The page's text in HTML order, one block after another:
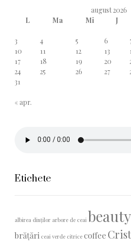
august 2026
L
Ma Mi J
3
4 5 6
10
11 12 13
17
18 19 20
24
25 26 27
31
« apr.
Etichete
albirea dinților arbore de ceai beauty
brățări ceai verde citrice coffee